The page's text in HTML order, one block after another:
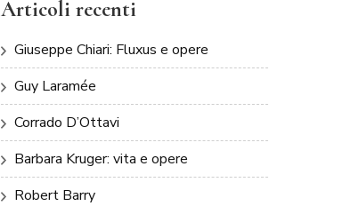
Articoli recenti
Giuseppe Chiari: Fluxus e opere
Guy Laramée
Corrado D’Ottavi
Barbara Kruger: vita e opere
Robert Barry